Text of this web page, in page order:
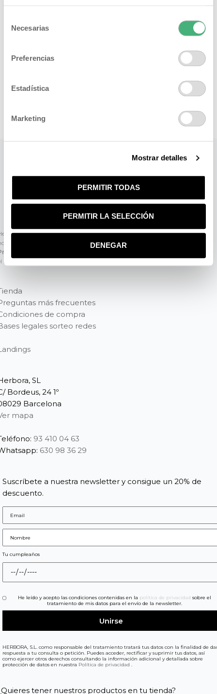
Necesarias
Preferencias
Estadística
Marketing
Mostrar detalles
PERMITIR TODAS
PERMITIR LA SELECCIÓN
DENEGAR
S.L. certifica que sus cosméticos están
en Europa, a través delCPNP(Cosmetic
Notification Portal)
Reglamento (CE) Nº 1223/2009
más frecuentes
de compra
legales sorteo redes
SL
Bordeus, 24 1º
Barcelona
mapa
93 410 04 63
630 98 36 29
Suscríbete a nuestra newsletter y consigue un 20% de
descuento.
Tu cumpleaños
He leído y acepto las condiciones contenidas en la política de privacidad sobre el
tratamiento de mis datos para el envío de la newsletter.
HERBORA, S.L. como responsable del tratamiento tratará tus datos con la finalidad de
respuesta a tu consulta o petición. Puedes acceder, rectificar y suprimir tus datos, así
como ejercer otros derechos consultando la información adicional y detallada sobre
protección de datos en nuestra Política de privacidad .
tener nuestros productos en tu tienda?